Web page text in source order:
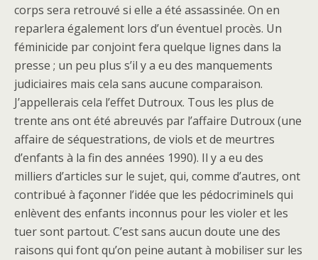
corps sera retrouvé si elle a été assassinée. On en
reparlera également lors d’un éventuel procès. Un
féminicide par conjoint fera quelque lignes dans la
presse ; un peu plus s’il y a eu des manquements
judiciaires mais cela sans aucune comparaison.
J’appellerais cela l’effet Dutroux. Tous les plus de
trente ans ont été abreuvés par l’affaire Dutroux (une
affaire de séquestrations, de viols et de meurtres
d’enfants à la fin des années 1990). Il y a eu des
milliers d’articles sur le sujet, qui, comme d’autres, ont
contribué à façonner l’idée que les pédocriminels qui
enlèvent des enfants inconnus pour les violer et les
tuer sont partout. C’est sans aucun doute une des
raisons qui font qu’on peine autant à mobiliser sur les